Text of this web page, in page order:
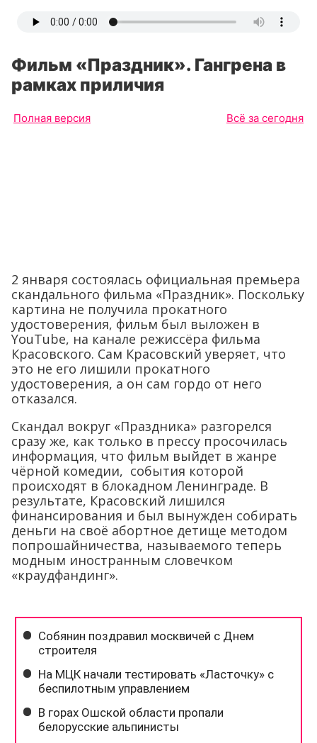
Фильм «Праздник». Гангрена в
рамках приличия
Полная версия Всё за сегодня
2 января состоялась официальная премьера
скандального фильма «Праздник». Поскольку
картина не получила прокатного
удостоверения, фильм был выложен в
YouTube, на канале режиссёра фильма
Красовского. Сам Красовский уверяет, что
это не его лишили прокатного
удостоверения, а он сам гордо от него
отказался.
Скандал вокруг «Праздника» разгорелся
сразу же, как только в прессу просочилась
информация, что фильм выйдет в жанре
чёрной комедии, события которой
происходят в блокадном Ленинграде. В
результате, Красовский лишился
финансирования и был вынужден собирать
деньги на своё абортное детище методом
попрошайничества, называемого теперь
модным иностранным словечком
«краудфандинг».